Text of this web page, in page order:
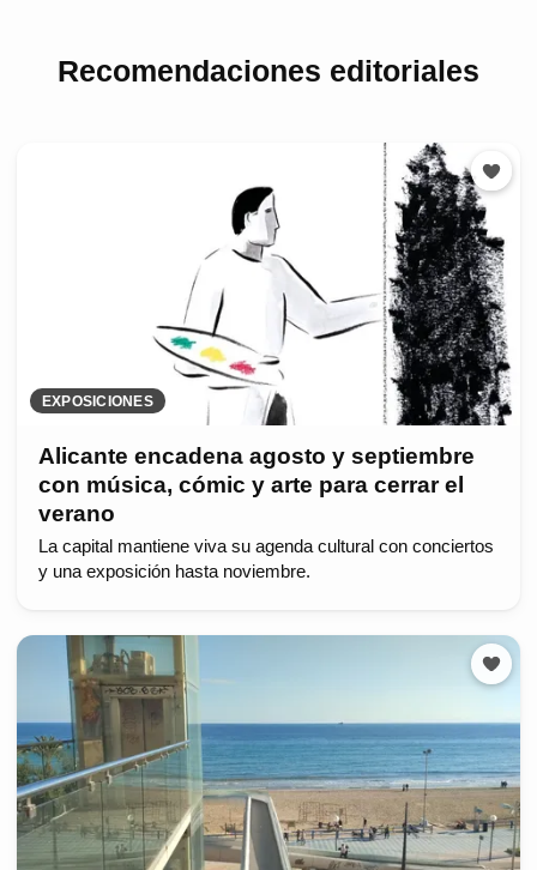
Recomendaciones editoriales
EXPOSICIONES
Alicante encadena agosto y septiembre
con música, cómic y arte para cerrar el
verano
La capital mantiene viva su agenda cultural con conciertos
y una exposición hasta noviembre.